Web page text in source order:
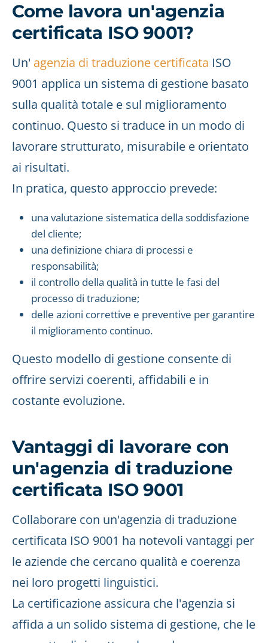
Come lavora un'agenzia
certificata ISO 9001?
Un' agenzia di traduzione certificata ISO
9001 applica un sistema di gestione basato
sulla qualità totale e sul miglioramento
continuo. Questo si traduce in un modo di
lavorare strutturato, misurabile e orientato
ai risultati.
In pratica, questo approccio prevede:
una valutazione sistematica della soddisfazione
del cliente;
una definizione chiara di processi e
responsabilità;
il controllo della qualità in tutte le fasi del
processo di traduzione;
delle azioni correttive e preventive per garantire
il miglioramento continuo.
Questo modello di gestione consente di
offrire servizi coerenti, affidabili e in
costante evoluzione.
Vantaggi di lavorare con
un'agenzia di traduzione
certificata ISO 9001
Collaborare con un'agenzia di traduzione
certificata ISO 9001 ha notevoli vantaggi per
le aziende che cercano qualità e coerenza
nei loro progetti linguistici.
La certificazione assicura che l'agenzia si
affida a un solido sistema di gestione, che le